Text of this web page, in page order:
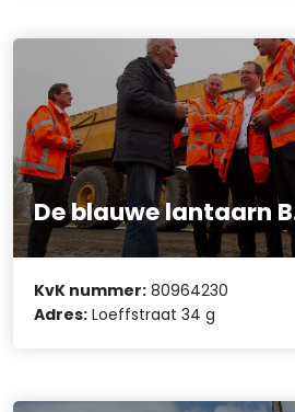
De blauwe lantaarn
KvK nummer: 80964230
Adres: Loeffstraat 34 g